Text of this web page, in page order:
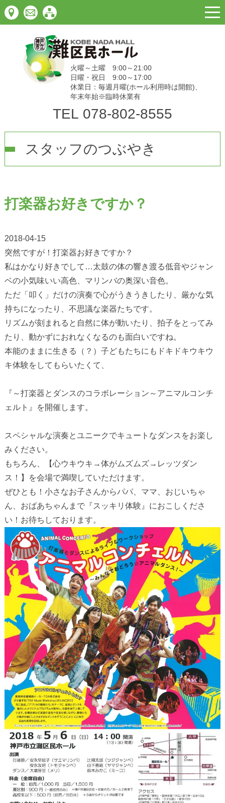
火曜～土曜 9:00～21:00
日曜・祝日 9:00～17:00
休業日：毎週月曜(ホール利用時は開館)、
年末年始※臨時休業有
TEL 078-802-8555
スタッフのつぶやき
打楽器お好きですか？
2018-04-15
突然ですが！打楽器お好きですか？
私はかなり好きでして…太鼓の体の響き渡る低音やジャン
ベの小気味いい高色、マリンバの奥深い音色。
ただ「叩く」だけの演奏で心がうきうきしたり、厳かな気
持ちになったり、不思議な楽器たちです。
リズムが刻まれると自然に体が動いたり、拍子をとってみ
たり、動かずにおれなくなるのも面白いですね。
本能のままに生きる（？）子どもたちにもドキドキウキウ
キ体験をしてもらいたくて、
『～打楽器とダンスのコラボレーション～アニマルコンチ
ェルト』を開催します。
スペシャルな演奏とユニークでキュートなダンスをお楽し
みください。
もちろん、【心ウキウキ→体がムズムズ→レッツダン
ス！】を会場で満喫していただけます。
ぜひとも！小さなお子さんからパパ、ママ、おじいちゃ
ん、おばあちゃんまで『スッキリ体験』におこしくださ
い！お待ちしております。